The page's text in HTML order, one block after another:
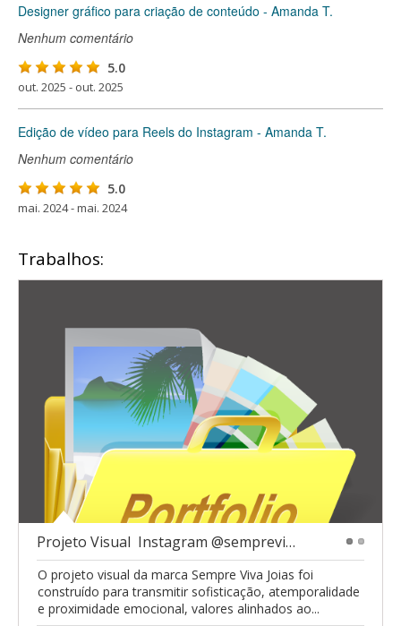
Designer gráfico para criação de conteúdo - Amanda T.
Nenhum comentário
5.0
out. 2025 - out. 2025
Edição de vídeo para Reels do Instagram - Amanda T.
Nenhum comentário
5.0
mai. 2024 - mai. 2024
Trabalhos:
Projeto Visual  Instagram @sempreviva_joias
O projeto visual da marca Sempre Viva Joias foi
construído para transmitir sofisticação, atemporalidade
e proximidade emocional, valores alinhados ao...